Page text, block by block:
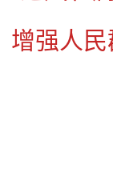
增强人